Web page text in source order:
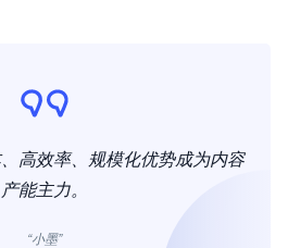
高效率、规模化优势成为内容
产能主力。
“小墨”